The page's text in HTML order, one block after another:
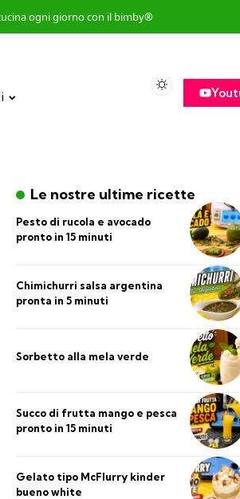
ogni giorno con il bimby®
Le nostre ultime ricette
Pesto di rucola e avocado
pronto in 15 minuti
Chimichurri salsa argentina
pronta in 5 minuti
Sorbetto alla mela verde
Succo di frutta mango e pesca
pronto in 15 minuti
Gelato tipo McFlurry kinder
bueno white